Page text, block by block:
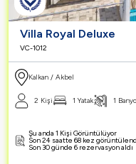
Villa Royal Deluxe
VC-1012
Kalkan / Akbel
2 Kişi 1 Yatak 1 Banyo
Şu anda 1 Kişi Görüntülüyor
Son 24 saatte 68 kez
Son 30 günde 6 rezervasyon aldı